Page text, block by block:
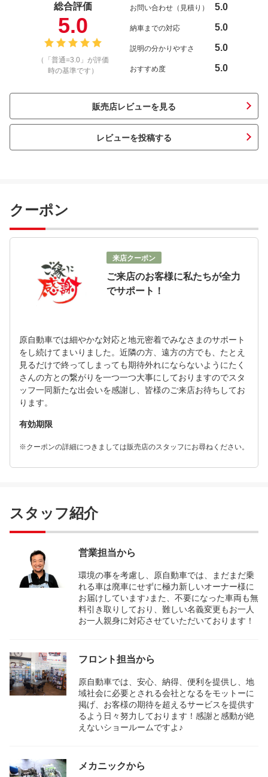
総合評価
5.0
（「普通=3.0」が評価
時の基準です）
お問い合わせ（見積り） 5.0
納車までの対応 5.0
説明の分かりやすさ 5.0
おすすめ度 5.0
販売店レビューを見る
レビューを投稿する
クーポン
来店クーポン
ご来店のお客様に私たちが全力
でサポート！
原自動車では細やかな対応と地元密着でみなさまのサポート
をし続けてまいりました。近隣の方、遠方の方でも、たとえ
見るだけで終ってしまっても期待外れにならないようにたく
さんの方との繋がりを一つ一つ大事にしておりますのでスタ
ッフ一同新たな出会いを感謝し、皆様のご来店お待ちしてお
ります。
有効期限
※クーポンの詳細につきましては販売店のスタッフにお尋ねください。
スタッフ紹介
営業担当から
環境の事を考慮し、原自動車では、まだまだ乗
れる車は廃車にせずに極力新しいオーナー様に
お届けしています♪また、不要になった車両も無
料引き取りしており、難しい名義変更もお一人
お一人親身に対応させていただいております！
フロント担当から
原自動車では、安心、納得、便利を提供し、地
域社会に必要とされる会社となるをモットーに
掲げ、お客様の期待を超えるサービスを提供す
るよう日々努力しております！感謝と感動が絶
えないショールームですよ♪
メカニックから